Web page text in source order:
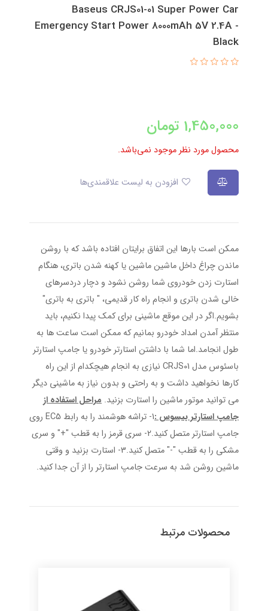
Baseus CRJS01-01 Super Power Car
Emergency Start Power 8000mAh 5V 2.4A -
Black
1,450,000 تومان
محصول مورد نظر موجود نمی‌باشد.
ممکن است بارها این اتفاق برایتان افتاده باشد که با روشن
ماندن چراغ داخل ماشین ماشین یا کهنه شدن باتری، هنگام
استارت زدن خودروی شما روشن نشود و دچار دردسرهای
خالی شدن باتری و انجام راه کار قدیمی، " باتری به باتری"
بشویم.اگر در این موقع ماشینی برای کمک پیدا نکنیم، باید
منتظر آمدن امداد خودرو بمانیم که ممکن است ساعت ها به
طول انجامد.اما شما با داشتن استارتر خودرو یا جامپ استارتر
باسئوس مدل CRJS01 نیازی به انجام هیچکدام از این راه
کارها نخواهید داشت و به راحتی و بدون نیاز به ماشینی دیگر
می توانید موتور ماشین را استارت بزنید. مراحل استفاده از
جامپ استارتر بیسوس :
1- تراشه هوشمند را به رابط EC5 روی
جامپ استارتر متصل کنید.2- سری قرمز را به قطب "+" و سری
مشکی را به قطب "-" متصل کنید.3- استارت بزنید و وقتی
ماشین روشن شد به سرعت جامپ استارتر را از آن جدا کنید.
محصولات مرتبط